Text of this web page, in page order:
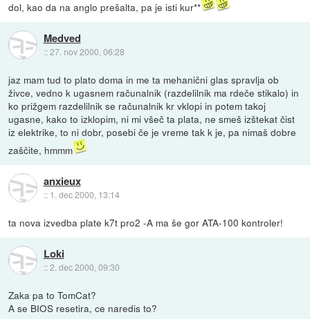
dol, kao da na anglo prešalta, pa je isti kur**
Medved
::27. nov 2000, 06:28
jaz mam tud to plato doma in me ta mehanični glas spravlja ob
živce, vedno k ugasnem računalnik (razdelilnik ma rdeče stikalo) in
ko prižgem razdelilnik se računalnik kr vklopi in potem takoj
ugasne, kako to izklopim, ni mi všeč ta plata, ne smeš izštekat čist
iz elektrike, to ni dobr, posebi če je vreme tak k je, pa nimaš dobre
zaščite, hmmm
anxieux
:: 1. dec 2000, 13:14
ta nova izvedba plate k7t pro2 -A ma še gor ATA-100 kontroler!
Loki
::2. dec 2000, 09:30
Zaka pa to TomCat?
A se BIOS resetira, ce naredis to?